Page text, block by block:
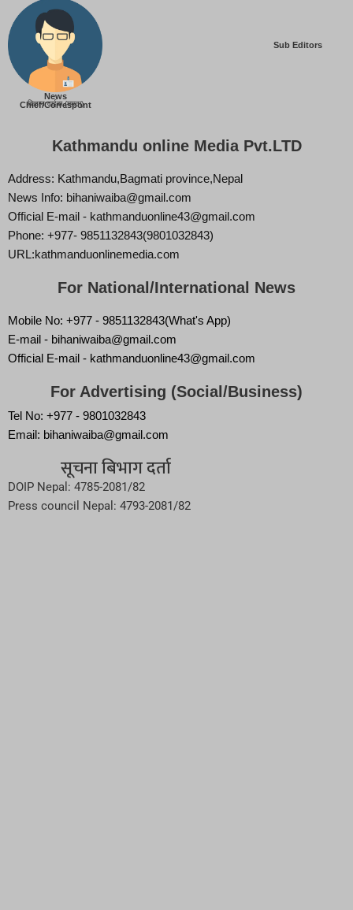
News
Chief/Correspont
बिज्ञान वाईबा (ममता)
Sub Editors
Kathmandu online Media Pvt.LTD
Address: Kathmandu,Bagmati province,Nepal
News Info: bihaniwaiba@gmail.com
Official E-mail - kathmanduonline43@gmail.com
Phone: +977- 9851132843(9801032843)
URL:kathmanduonlinemedia.com
For National/International News
Mobile No: +977 - 9851132843(What's App)
E-mail - bihaniwaiba@gmail.com
Official E-mail - kathmanduonline43@gmail.com
For Advertising (Social/Business)
Tel No: +977 - 9801032843
Email: bihaniwaiba@gmail.com
सूचना बिभाग दर्ता
DOIP Nepal: 4785-2081/82
Press council Nepal: 4793-2081/82